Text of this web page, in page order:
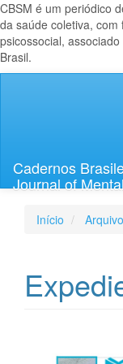
CBSM é um periódico
da saúde coletiva,
psicossocial,
Brasil.
Lateral
Cadernos
Journal of
Início